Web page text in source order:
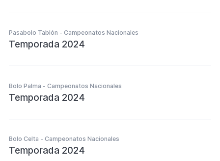
Pasabolo Tablón - Campeonatos Nacionales
Temporada 2024
Bolo Palma - Campeonatos Nacionales
Temporada 2024
Bolo Celta - Campeonatos Nacionales
Temporada 2024